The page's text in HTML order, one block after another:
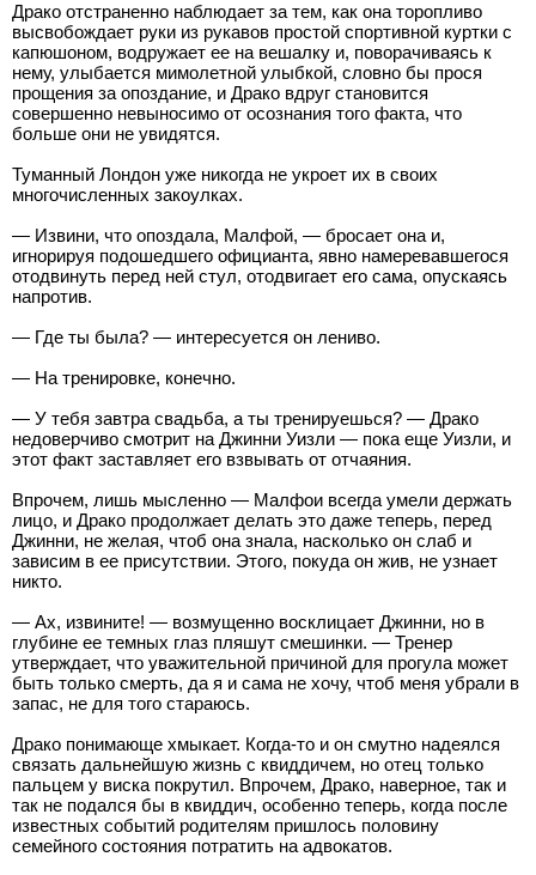
Драко отстраненно наблюдает за тем, как она торопливо
высвобождает руки из рукавов простой спортивной куртки с
капюшоном, водружает ее на вешалку и, поворачиваясь к
нему, улыбается мимолетной улыбкой, словно бы прося
прощения за опоздание, и Драко вдруг становится
совершенно невыносимо от осознания того факта, что
больше они не увидятся.
Туманный Лондон уже никогда не укроет их в своих
многочисленных закоулках.
— Извини, что опоздала, Малфой, — бросает она и,
игнорируя подошедшего официанта, явно намеревавшегося
отодвинуть перед ней стул, отодвигает его сама, опускаясь
напротив.
— Где ты была? — интересуется он лениво.
— На тренировке, конечно.
— У тебя завтра свадьба, а ты тренируешься? — Драко
недоверчиво смотрит на Джинни Уизли — пока еще Уизли, и
этот факт заставляет его взвывать от отчаяния.
Впрочем, лишь мысленно — Малфои всегда умели держать
лицо, и Драко продолжает делать это даже теперь, перед
Джинни, не желая, чтоб она знала, насколько он слаб и
зависим в ее присутствии. Этого, покуда он жив, не узнает
никто.
— Ах, извините! — возмущенно восклицает Джинни, но в
глубине ее темных глаз пляшут смешинки. — Тренер
утверждает, что уважительной причиной для прогула может
быть только смерть, да я и сама не хочу, чтоб меня убрали в
запас, не для того стараюсь.
Драко понимающе хмыкает. Когда-то и он смутно надеялся
связать дальнейшую жизнь с квиддичем, но отец только
пальцем у виска покрутил. Впрочем, Драко, наверное, так и
так не подался бы в квиддич, особенно теперь, когда после
известных событий родителям пришлось половину
семейного состояния потратить на адвокатов.